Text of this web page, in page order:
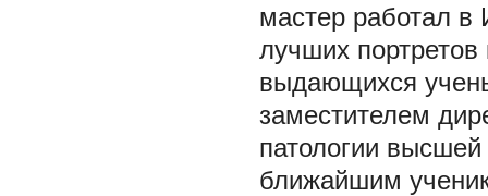
мастер работал
лучших
выдающихся
заместителем
патологии
ближайшим